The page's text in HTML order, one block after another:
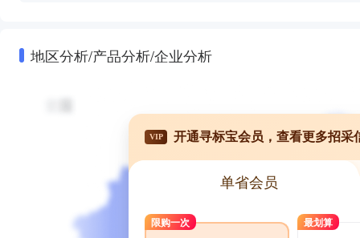
地区分析/产品分析/企业分析
VIP 开通寻标宝会员，查看更多招采
单省会员
限购一次 最划算